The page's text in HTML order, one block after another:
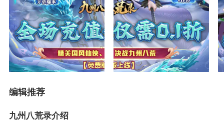
编辑推荐
九州八荒录介绍